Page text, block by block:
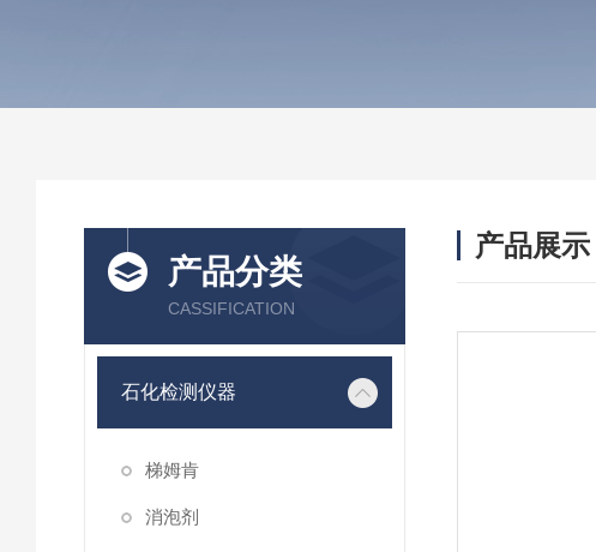
产品分类
CASSIFICATION
石化检测仪器
梯姆肯
消泡剂
产品展示